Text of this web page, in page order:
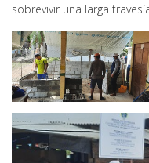
sobrevivir una larga